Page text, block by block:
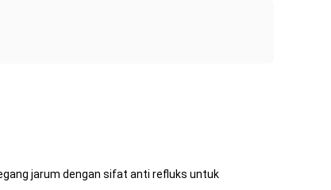
jarum dengan sifat anti refluks untuk